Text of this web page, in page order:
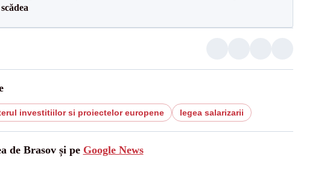
investitiilor si proiectelor europene legea salarizarii
de Brasov și pe Google News